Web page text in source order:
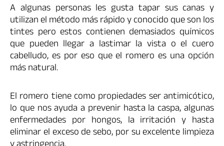
A algunas personas les gusta tapar sus canas y
utilizan el método más rápido y conocido que son los
tintes pero estos contienen demasiados químicos
que pueden llegar a lastimar la vista o el cuero
cabelludo, es por eso que el romero es una opción
más natural.
El romero tiene como propiedades ser antimicótico,
lo que nos ayuda a prevenir hasta la caspa, algunas
enfermedades por hongos, la irritación y hasta
eliminar el exceso de sebo, por su excelente limpieza